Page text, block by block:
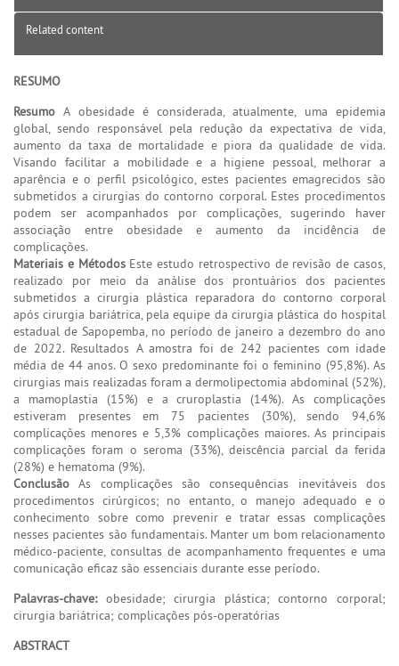
Related content
RESUMO
Resumo A obesidade é considerada, atualmente, uma epidemia
global, sendo responsável pela redução da expectativa de vida,
aumento da taxa de mortalidade e piora da qualidade de vida.
Visando facilitar a mobilidade e a higiene pessoal, melhorar a
aparência e o perfil psicológico, estes pacientes emagrecidos são
submetidos a cirurgias do contorno corporal. Estes procedimentos
podem ser acompanhados por complicações, sugerindo haver
associação entre obesidade e aumento da incidência de
complicações.
Materiais e MétodosEste estudo retrospectivo de revisão de casos,
realizado por meio da análise dos prontuários dos pacientes
submetidos a cirurgia plástica reparadora do contorno corporal
após cirurgia bariátrica, pela equipe da cirurgia plástica do hospital
estadual de Sapopemba, no período de janeiro a dezembro do ano
de 2022. Resultados A amostra foi de 242 pacientes com idade
média de 44 anos. O sexo predominante foi o feminino (95,8%). As
cirurgias mais realizadas foram a dermolipectomia abdominal (52%),
a mamoplastia (15%) e a cruroplastia (14%). As complicações
estiveram presentes em 75 pacientes (30%), sendo 94,6%
complicações menores e 5,3% complicações maiores. As principais
complicações foram o seroma (33%), deiscência parcial da ferida
(28%) e hematoma (9%).
Conclusão As complicações são consequências inevitáveis dos
procedimentos cirúrgicos; no entanto, o manejo adequado e o
conhecimento sobre como prevenir e tratar essas complicações
nesses pacientes são fundamentais. Manter um bom relacionamento
médico-paciente, consultas de acompanhamento frequentes e uma
comunicação eficaz são essenciais durante esse período.
Palavras-chave:obesidade; cirurgia plástica; contorno corporal;
cirurgia bariátrica; complicações pós-operatórias
ABSTRACT